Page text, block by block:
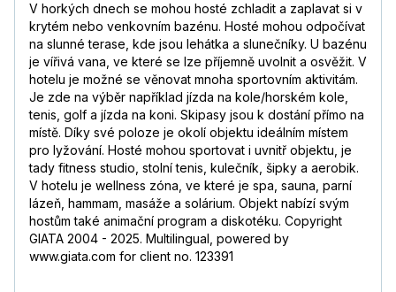
V horkých dnech se mohou hosté zchladit a zaplavat si v
krytém nebo venkovním bazénu. Hosté mohou odpočívat
na slunné terase, kde jsou lehátka a slunečníky. U bazénu
je vířivá vana, ve které se lze příjemně uvolnit a osvěžit. V
hotelu je možné se věnovat mnoha sportovním aktivitám.
Je zde na výběr například jízda na kole/horském kole,
tenis, golf a jízda na koni. Skipasy jsou k dostání přímo na
místě. Díky své poloze je okolí objektu ideálním místem
pro lyžování. Hosté mohou sportovat i uvnitř objektu, je
tady fitness studio, stolní tenis, kulečník, šipky a aerobik.
V hotelu je wellness zóna, ve které je spa, sauna, parní
lázeň, hammam, masáže a solárium. Objekt nabízí svým
hostům také animační program a diskotéku. Copyright
GIATA 2004 - 2025. Multilingual, powered by
www.giata.com for client no. 123391